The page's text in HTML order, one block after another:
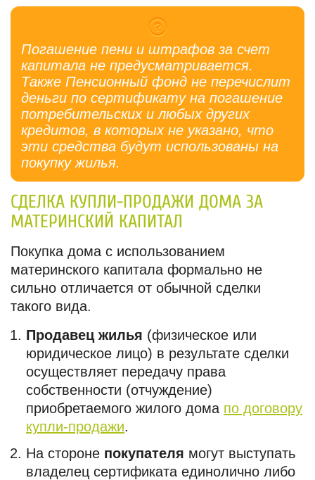
Погашение пени и штрафов за счет
капитала не предусматривается.
Также Пенсионный фонд не перечислит
деньги по сертификату на погашение
потребительских и любых других
кредитов, в которых не указано, что
эти средства будут использованы на
покупку жилья.
СДЕЛКА КУПЛИ-ПРОДАЖИ ДОМА ЗА
МАТЕРИНСКИЙ КАПИТАЛ
Покупка дома с использованием
материнского капитала формально не
сильно отличается от обычной сделки
такого вида.
Продавец жилья (физическое или
юридическое лицо) в результате сделки
осуществляет передачу права
собственности (отчуждение)
приобретаемого жилого дома по договору
купли-продажи.
На стороне покупателя могут выступать
владелец сертификата единолично либо